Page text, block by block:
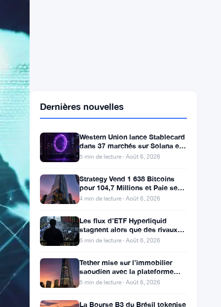
Western Union lance Stablecard
Visa
5 min de lecture · Août 6, 2026
Strategy Vend 1 638 Bitcoins
Actionnaires Privilégiés
4 min de lecture · Août 6, 2026